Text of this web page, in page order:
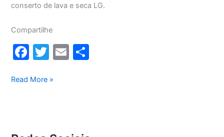
conserto de lava e seca LG.
Compartilhe
F
c
o
T
itt
E
Conserto
Read More »